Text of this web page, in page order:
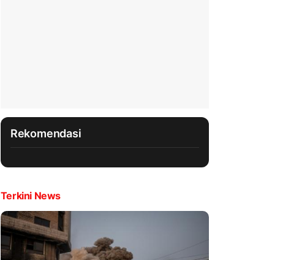
Rekomendasi
Terkini News